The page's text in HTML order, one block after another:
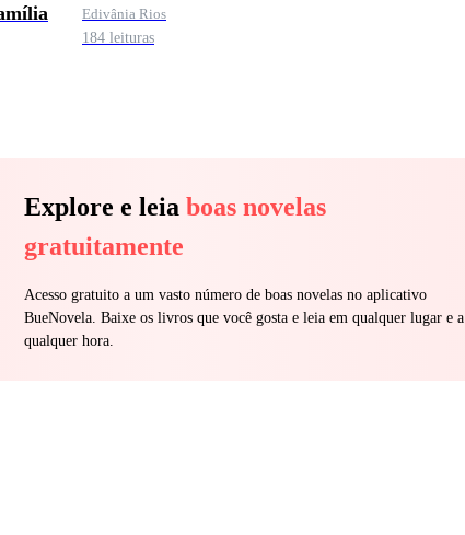
Edivânia Rios
184 leituras
Explore e leia boas novelas
gratuitamente
Acesso gratuito a um vasto número de boas novelas no aplicativo
BueNovela. Baixe os livros que você gosta e leia em qualquer lugar e a
qualquer hora.